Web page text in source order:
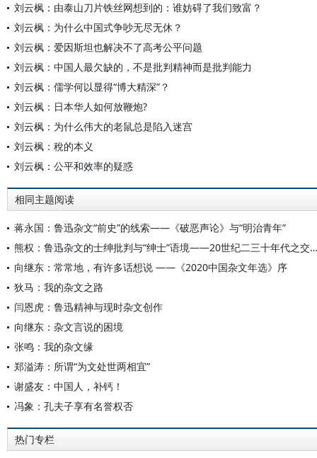
刘云枫：由泰山刀片铁丝网想到的：谁妨碍了我们致富？
刘云枫：为什么中国式争吵无尽无休？
刘云枫：爱因斯坦也解决不了高考公平问题
刘云枫：中国人最欠缺的，不是批判精神而是批判能力
刘云枫：儒学何以显得“博大精深”？
刘云枫：日本华人如何放鞭炮?
刘云枫：为什么伟大的老鼠总是陷入迷宫
刘云枫：稅的本义
刘云枫：公平和效率的疑惑
相同主题阅读
蒋永国：鲁迅杂文“前史”的线索——《破恶声论》与“明治青年”
熊权：鲁迅杂文的士绅批判与“绅士”语境——20世纪二三十年代之交鲁迅杂文释读
向继东：常常地，有许多话想说 ——《2020中国杂文年选》序
狄马：我的杂文之路
闫恩虎：鲁迅精神与现时杂文创作
向继东：杂文言说的困境
张鸣：我的杂文缘
郑溢涛：所谓“为文处世两相宜”
谢盛友：中国人，补钙！
冯象：孔夫子享有名誉权否
热门专栏